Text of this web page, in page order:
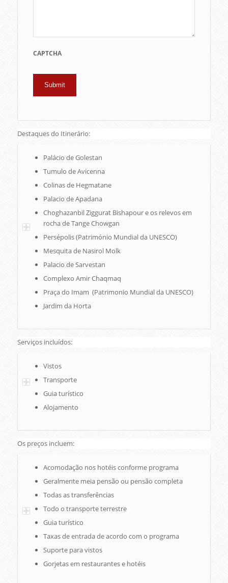
CAPTCHA
Destaques do Itinerário:
Palácio de Golestan
Tumulo de Avicenna
Colinas de Hegmatane
Palacio de Apadana
Choghazanbil Ziggurat Bishapour e os relevos em
rocha de Tange Chowgan
Persépolis (Património Mundial da UNESCO)
Mesquita de Nasirol Molk
Palacio de Sarvestan
Complexo Amir Chaqmaq
Praça do Imam (Patrimonio Mundial da UNESCO)
Jardim da Horta
Serviços incluídos:
Vistos
Transporte
Guia turístico
Alojamento
Os preços incluem:
Acomodação nos hotéis conforme programa
Geralmente meia pensão ou pensão completa
Todas as transferências
Todo o transporte terrestre
Guia turístico
Taxas de entrada de acordo com o programa
Suporte para vistos
Gorjetas em restaurantes e hotéis